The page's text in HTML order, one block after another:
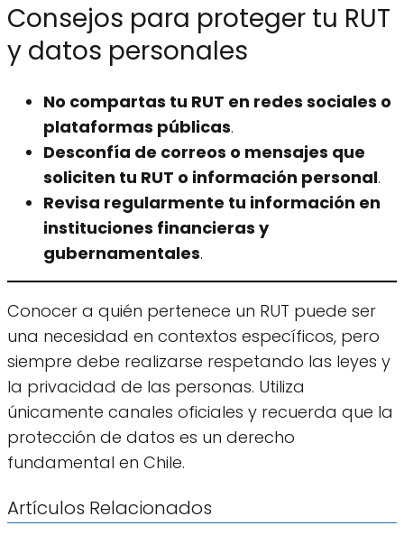
Consejos para proteger tu RUT
y datos personales
No compartas tu RUT en redes sociales o
plataformas públicas.
Desconfía de correos o mensajes que
soliciten tu RUT o información personal.
Revisa regularmente tu información en
instituciones financieras y
gubernamentales.
Conocer a quién pertenece un RUT puede ser
una necesidad en contextos específicos, pero
siempre debe realizarse respetando las leyes y
la privacidad de las personas. Utiliza
únicamente canales oficiales y recuerda que la
protección de datos es un derecho
fundamental en Chile.
Artículos Relacionados